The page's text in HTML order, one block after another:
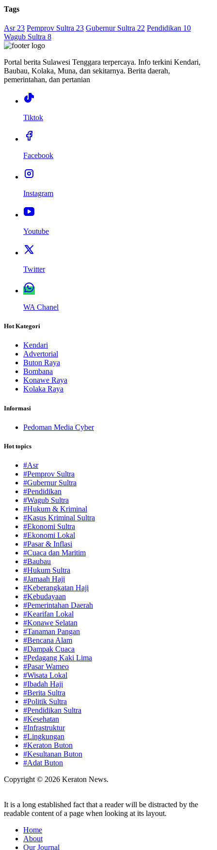
Tags
Asr 23 Pemprov Sultra 23 Gubernur Sultra 22 Pendidikan 10
Wagub Sultra 8
Portal berita Sulawesi Tenggara terpercaya. Info terkini Kendari,
Baubau, Kolaka, Muna, dan sekitarnya. Berita daerah,
pemerintahan, dan pertanian
Tiktok
Facebook
Instagram
Youtube
Twitter
WA Chanel
Hot Kategori
Kendari
Advertorial
Buton Raya
Bombana
Konawe Raya
Kolaka Raya
Informasi
Pedoman Media Cyber
Hot topics
#Asr
#Pemprov Sultra
#Gubernur Sultra
#Pendidikan
#Wagub Sultra
#Hukum & Kriminal
#Kasus Kriminal Sultra
#Ekonomi Sultra
#Ekonomi Lokal
#Pasar & Inflasi
#Cuaca dan Maritim
#Baubau
#Hukum Sultra
#Jamaah Haji
#Keberangkatan Haji
#Kebudayaan
#Pemerintahan Daerah
#Kearifan Lokal
#Konawe Selatan
#Tanaman Pangan
#Bencana Alam
#Dampak Cuaca
#Pedagang Kaki Lima
#Pasar Wameo
#Wisata Lokal
#Ibadah Haji
#Berita Sultra
#Politik Sultra
#Pendidikan Sultra
#Kesehatan
#Infrastruktur
#Lingkungan
#Keraton Buton
#Kesultanan Buton
#Adat Buton
Copyright © 2026 Keraton News.
It is a long established fact that a reader will be distracted by the
readable content of a page when looking at its layout.
Home
About
Our Journal